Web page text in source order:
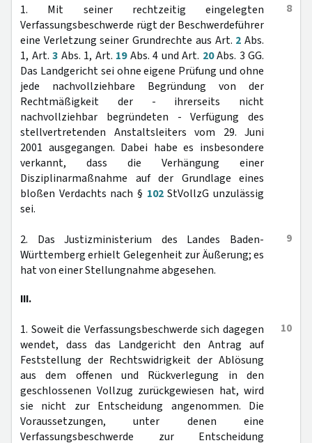
8
1. Mit seiner rechtzeitig eingelegten
Verfassungsbeschwerde rügt der Beschwerdeführer
eine Verletzung seiner Grundrechte aus Art. 2 Abs.
1, Art. 3 Abs. 1, Art. 19Abs. 4 und Art. 20Abs. 3 GG.
Das Landgericht sei ohne eigene Prüfung und ohne
jede nachvollziehbare Begründung von der
Rechtmäßigkeit der - ihrerseits nicht
nachvollziehbar begründeten - Verfügung des
stellvertretenden Anstaltsleiters vom 29. Juni
2001 ausgegangen. Dabei habe es insbesondere
verkannt, dass die Verhängung einer
Disziplinarmaßnahme auf der Grundlage eines
bloßen Verdachts nach § 102StVollzG unzulässig
sei.
9
2. Das Justizministerium des Landes Baden-
Württemberg erhielt Gelegenheit zur Äußerung; es
hat von einer Stellungnahme abgesehen.
III.
10
1. Soweit die Verfassungsbeschwerde sich dagegen
wendet, dass das Landgericht den Antrag auf
Feststellung der Rechtswidrigkeit der Ablösung
aus dem offenen und Rückverlegung in den
geschlossenen Vollzug zurückgewiesen hat, wird
sie nicht zur Entscheidung angenommen. Die
Voraussetzungen, unter denen eine
Verfassungsbeschwerde zur Entscheidung